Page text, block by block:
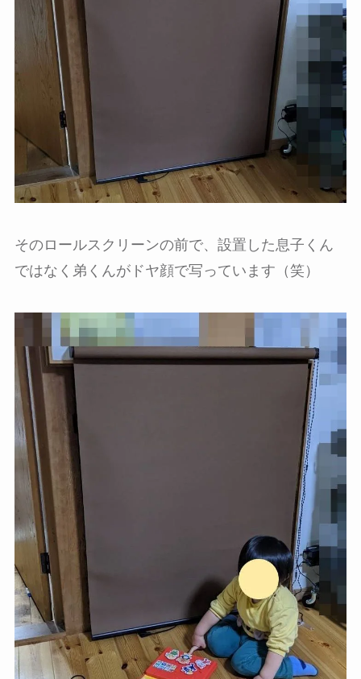
そのロールスクリーンの前で、設置した息子くん
ではなく弟くんがドヤ顔で写っています（笑）